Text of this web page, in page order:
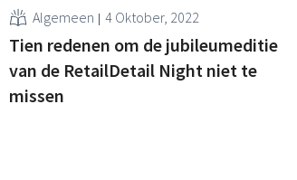
Algemeen 4 Oktober, 2022
Tien redenen om de jubileumeditie
van de RetailDetail Night niet te
missen